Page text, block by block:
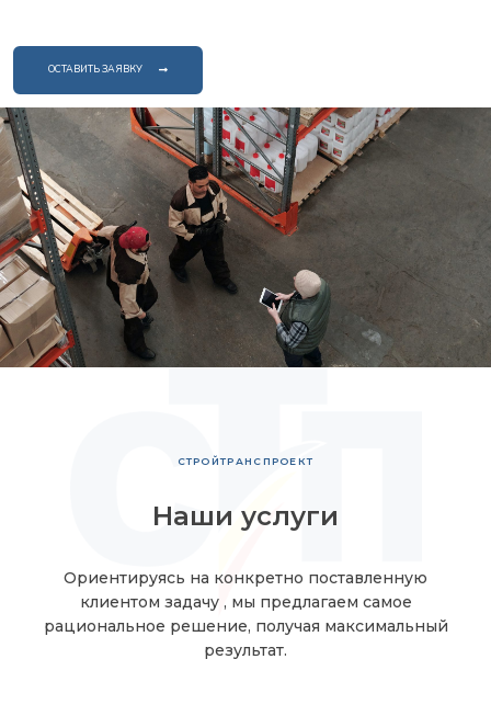
ОСТАВИТЬ ЗАЯВКУ
СТРОЙТРАНСПРОЕКТ
Наши услуги
Ориентируясь на конкретно поставленную
клиентом задачу , мы предлагаем самое
рациональное решение, получая максимальный
результат.